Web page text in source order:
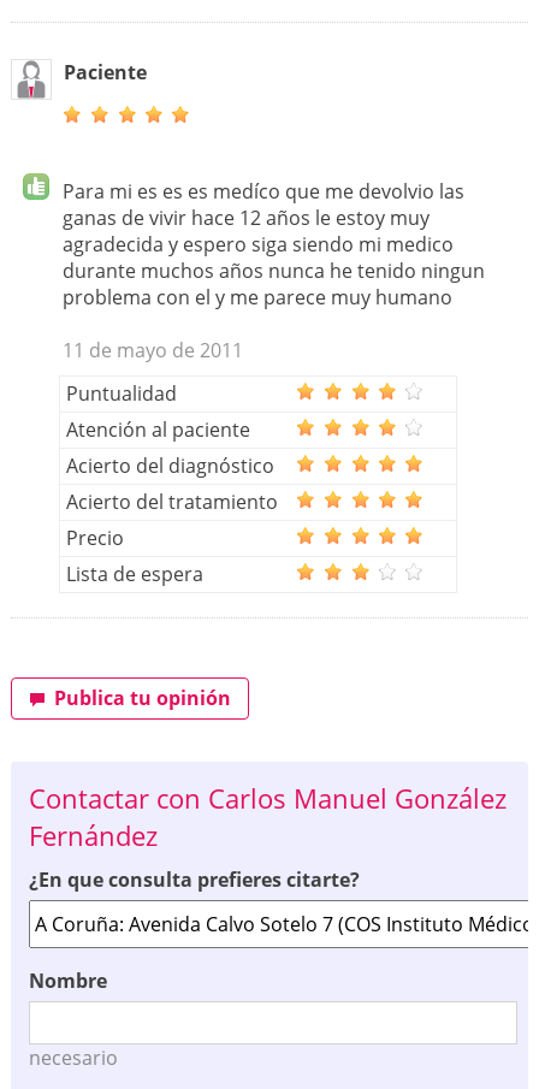
Paciente
Para mi es es es medíco que me devolvio las
ganas de vivir hace 12 años le estoy muy
agradecida y espero siga siendo mi medico
durante muchos años nunca he tenido ningun
problema con el y me parece muy humano
11 de mayo de 2011
Puntualidad
Atención al paciente
Acierto del diagnóstico
Acierto del tratamiento
Precio
Lista de espera
Publica tu opinión
Contactar con Carlos Manuel González
Fernández
¿En que consulta prefieres citarte?
Nombre
necesario